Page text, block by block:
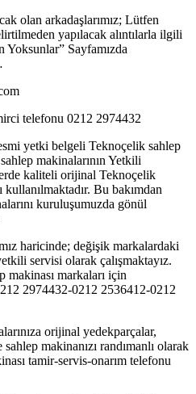
olan arkadaşlarımız; Lütfen
yapılacak alıntılarla ilgili
Sayfamızda
telefonu 0212 2974432
yetki belgeli Teknoçelik sahlep
makinalarının Yetkili
kaliteli orijinal Teknoçelik
kullanılmaktadır. Bu bakımdan
kuruluşumuzda gönül
haricinde; değişik markalardaki
servisi olarak çalışmaktayız.
markaları için
2974432-0212 2536412-0212
orijinal yedekparçalar,
makinanızı randımanlı olarak
tamir-servis-onarım telefonu